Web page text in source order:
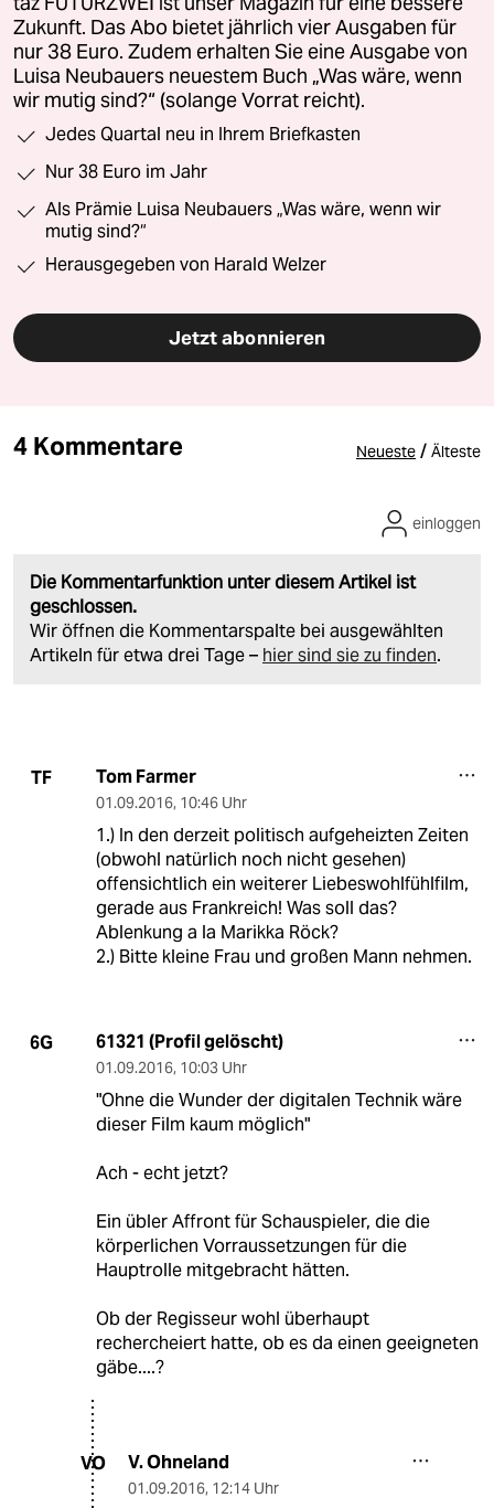
Zukunft. Das Abo bietet jährlich vier Ausgaben für
nur 38 Euro. Zudem erhalten Sie eine Ausgabe von
Luisa Neubauers neuestem Buch „Was wäre, wenn
wir mutig sind?“ (solange Vorrat reicht).
Jedes Quartal neu in Ihrem Briefkasten
Nur 38 Euro im Jahr
Als Prämie Luisa Neubauers „Was wäre, wenn wir
mutig sind?“
Herausgegeben von Harald Welzer
Jetzt abonnieren
4 Kommentare Neueste / Älteste
Die Kommentarfunktion unter diesem Artikel ist
geschlossen.
Wir öffnen die Kommentarspalte bei ausgewählten
Artikeln für etwa drei Tage – hier sind sie zu finden.
einloggen
TF Tom Farmer
01.09.2016, 10:46 Uhr
1.) In den derzeit politisch aufgeheizten Zeiten
(obwohl natürlich noch nicht gesehen)
offensichtlich ein weiterer Liebeswohlfühlfilm,
gerade aus Frankreich! Was soll das?
Ablenkung a la Marikka Röck?
2.) Bitte kleine Frau und großen Mann nehmen.
6G 61321 (Profil gelöscht)
01.09.2016, 10:03 Uhr
"Ohne die Wunder der digitalen Technik wäre
dieser Film kaum möglich"
Ach - echt jetzt?
Ein übler Affront für Schauspieler, die die
körperlichen Vorraussetzungen für die
Hauptrolle mitgebracht hätten.
Ob der Regisseur wohl überhaupt
rechercheiert hatte, ob es da einen geeigneten
gäbe....?
VO V. Ohneland
01.09.2016, 12:14 Uhr